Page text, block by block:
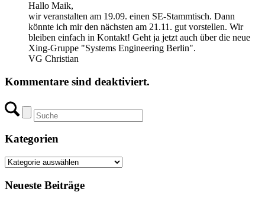
Hallo Maik,
wir veranstalten am 19.09. einen SE-Stammtisch. Dann
könnte ich mir den nächsten am 21.11. gut vorstellen. Wir
bleiben einfach in Kontakt! Geht ja jetzt auch über die neue
Xing-Gruppe "Systems Engineering Berlin".
VG Christian
Kommentare sind deaktiviert.
Kategorien
Kategorien
Neueste Beiträge